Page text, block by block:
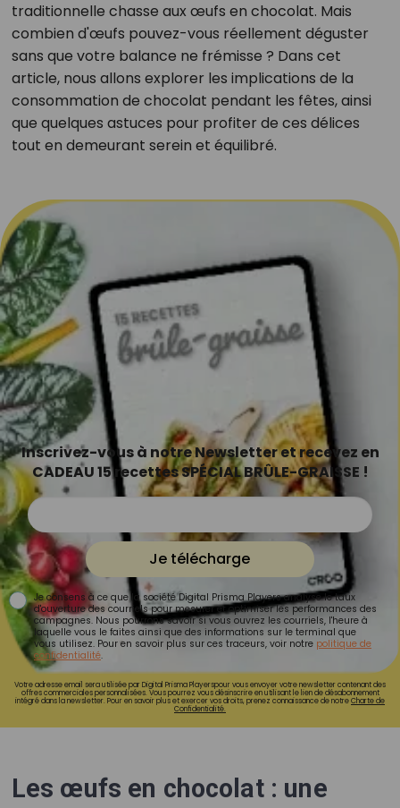
traditionnelle chasse aux œufs en chocolat. Mais
combien d'œufs pouvez-vous réellement déguster
sans que votre balance ne frémisse ? Dans cet
article, nous allons explorer les implications de la
consommation de chocolat pendant les fêtes, ainsi
que quelques astuces pour profiter de ces délices
tout en demeurant serein et équilibré.
Inscrivez-vous à notre Newsletter et recevez en
CADEAU 15 recettes SPÉCIAL BRÛLE-GRAISSE !
Je télécharge
Je consens à ce que la société Digital Prisma Players analyse le taux
d'ouverture des courriels pour mesurer et optimiser les performances des
campagnes. Nous pourrons savoir si vous ouvrez les courriels, l'heure à
laquelle vous le faites ainsi que des informations sur le terminal que
vous utilisez. Pour en savoir plus sur ces traceurs, voir notre politique de
confidentialité.
Votre adresse email sera utilisée par Digital Prisma Playerspour vous envoyer votre newsletter contenant des
offres commerciales personnalisées. Vous pourrez vous désinscrire en utilisant le lien de désabonnement
intégré dans la newsletter. Pour en savoir plus et exercer vos droits, prenez connaissance de notreCharte de
Confidentialité.
Les œufs en chocolat : une